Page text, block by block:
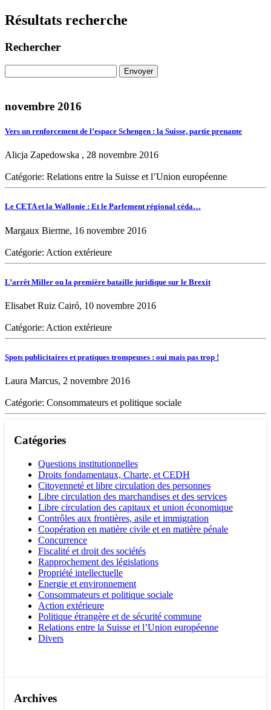
Résultats recherche
Rechercher
novembre 2016
Vers un renforcement de l’espace Schengen : la Suisse, partie prenante
Alicja Zapedowska , 28 novembre 2016
Catégorie: Relations entre la Suisse et l’Union européenne
Le CETA et la Wallonie : Et le Parlement régional céda…
Margaux Bierme, 16 novembre 2016
Catégorie: Action extérieure
L’arrêt Miller ou la première bataille juridique sur le Brexit
Elisabet Ruiz Cairó, 10 novembre 2016
Catégorie: Action extérieure
Spots publicitaires et pratiques trompeuses : oui mais pas trop !
Laura Marcus, 2 novembre 2016
Catégorie: Consommateurs et politique sociale
Catégories
Questions institutionnelles
Droits fondamentaux, Charte, et CEDH
Citoyenneté et libre circulation des personnes
Libre circulation des marchandises et des services
Libre circulation des capitaux et union économique
Contrôles aux frontières, asile et immigration
Coopération en matière civile et en matière pénale
Concurrence
Fiscalité et droit des sociétés
Rapprochement des législations
Propriété intellectuelle
Energie et environnement
Consommateurs et politique sociale
Action extérieure
Politique étrangère et de sécurité commune
Relations entre la Suisse et l’Union européenne
Divers
Archives